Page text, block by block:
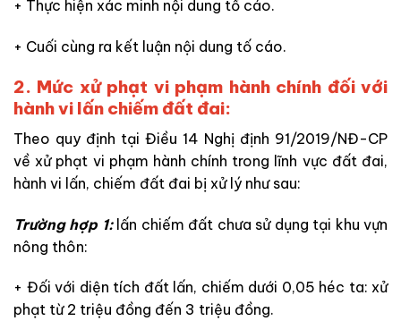
+ Thực hiện xác minh nội dung tố cáo.
+ Cuối cùng ra kết luận nội dung tố cáo.
2. Mức xử phạt vi phạm hành chính đối với
hành vi lấn chiếm đất đai:
Theo quy định tại Điều 14 Nghị định 91/2019/NĐ-CP
về xử phạt vi phạm hành chính trong lĩnh vực đất đai,
hành vi lấn, chiếm đất đai bị xử lý như sau:
Trường hợp 1: lấn chiếm đất chưa sử dụng tại khu vựn
nông thôn:
+ Đối với diện tích đất lấn, chiếm dưới 0,05 héc ta: xử
phạt từ 2 triệu đồng đến 3 triệu đồng.